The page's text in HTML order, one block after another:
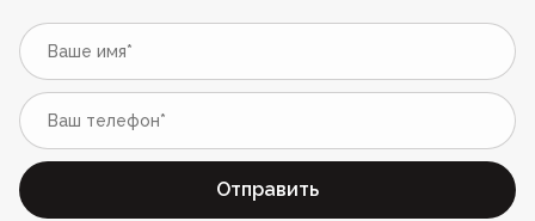
Отправить